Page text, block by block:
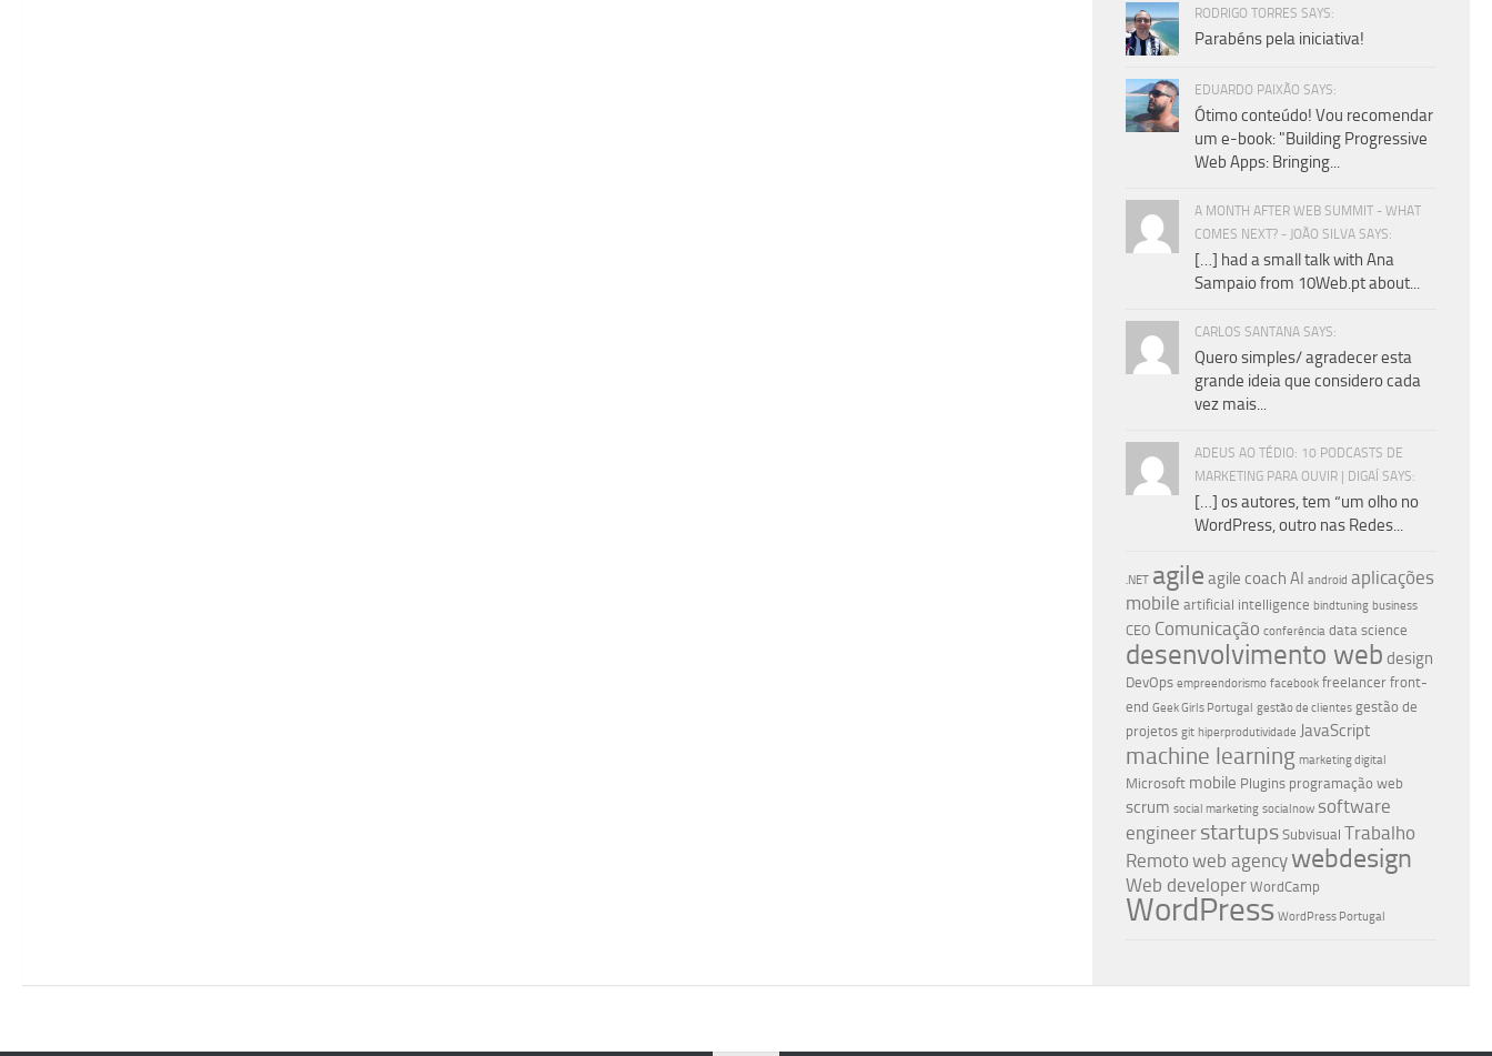
RODRIGO TORRES SAYS:
Parabéns pela iniciativa!
EDUARDO PAIXÃO SAYS:
Ótimo conteúdo! Vou recomendar
um e-book: "Building Progressive
Web Apps: Bringing...
A MONTH AFTER WEB SUMMIT - WHAT
COMES NEXT? - JOÃO SILVA SAYS:
[…] had a small talk with Ana
Sampaio from 10Web.pt about...
CARLOS SANTANA SAYS:
Quero simples/ agradecer esta
grande ideia que considero cada
vez mais...
ADEUS AO TÉDIO: 10 PODCASTS DE
MARKETING PARA OUVIR | DIGAÍ SAYS:
[…] os autores, tem “um olho no
WordPress, outro nas Redes...
.NET agile agile coach AI android aplicações
mobile artificial intelligence bindtuning business
CEO Comunicação conferência data science
desenvolvimento web design
DevOps empreendorismo facebook freelancer front-
end Geek Girls Portugal gestão de clientes gestão de
projetos git hiperprodutividade JavaScript
machine learning marketing digital
Microsoft mobile Plugins programação web
scrum social marketing socialnow software
engineer startups Subvisual Trabalho
Remoto web agency webdesign
Web developer WordCamp
WordPress WordPress Portugal